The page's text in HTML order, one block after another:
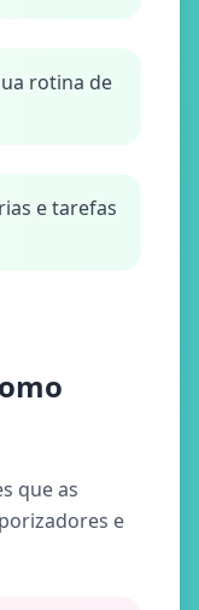
rotina de
e tarefas
que as
e